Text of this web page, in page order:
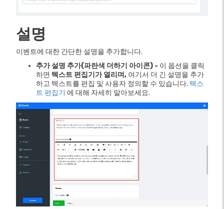
설명
이벤트에 대한 간단한 설명을 추가합니다.
추가 설명 추가(파란색 더하기 아이콘) - 이 옵션을 클릭
하면 텍스트 편집기가 열리며, 여기서 더 긴 설명을 추가
하고 텍스트를 편집 및 사용자 정의할 수 있습니다. 텍스
트 편집기 에 대해 자세히 알아보세요.